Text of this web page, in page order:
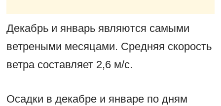
Декабрь и январь являются самыми
ветреными месяцами. Средняя скорость
ветра составляет 2,6 м/с.
Осадки в декабре и январе по дням